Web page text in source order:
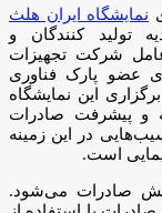
نمایشگاه ایران هلث
تولید کنندگان و
شرکت تجهیزات
عضو پارک فناوری
این نمایشگاه
و پیشرفت صادرات
در این زمینه
است.
صادرات می‌شود.